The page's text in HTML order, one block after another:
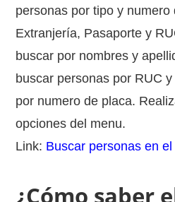
personas por tipo y
Extranjería, Pasaporte y
buscar por nombres y
buscar personas por RUC
por numero de placa.
opciones del menu.
Link: Buscar personas en el
¿Cómo saber